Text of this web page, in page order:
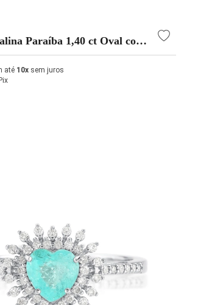
Paraíba 1,40 ct Oval com
Ouro Branco 18K | Aqua Joias
até 10x sem juros